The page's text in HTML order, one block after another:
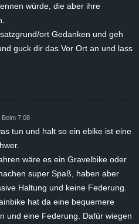
würde, die aber ihre
ort Gedanken und geh
guck dir das Vor Ort an und lass
Beim 7:08
tun und halt so ein ebike ist eine
wäre es ein Gravelbike oder
super Spaß, haben aber
Haltung und keine Federung.
hat da eine bequemere
und eine Federung. Dafür wiegen